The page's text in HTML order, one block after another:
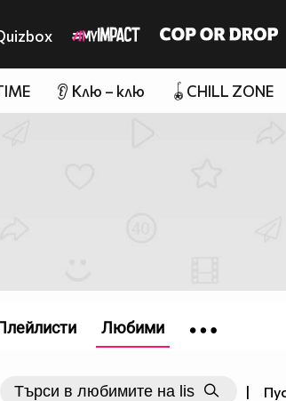
👂 Клю – клю 🪀CHILL ZONE
|
Любими